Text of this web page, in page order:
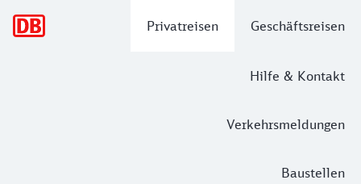
Privatreisen Geschäftsreisen
Hilfe & Kontakt
Verkehrsmeldungen
Baustellen